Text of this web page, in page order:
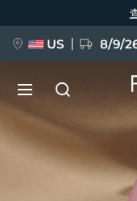
US 8/9/
新品
BREAKING
語言